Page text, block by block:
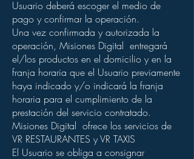
Usuario deberá escoger el medio de
pago y confirmar la operación.
Una vez confirmada y autorizada la
operación, Misiones Digital entregará
el/los productos en el domicilio y en la
franja horaria que el Usuario previamente
haya indicado y/o indicará la franja
horaria para el cumplimiento de la
prestación del servicio contratado.
Misiones Digital ofrece los servicios de
VR RESTAURANTES y VR TAXIS
El Usuario se obliga a consignar